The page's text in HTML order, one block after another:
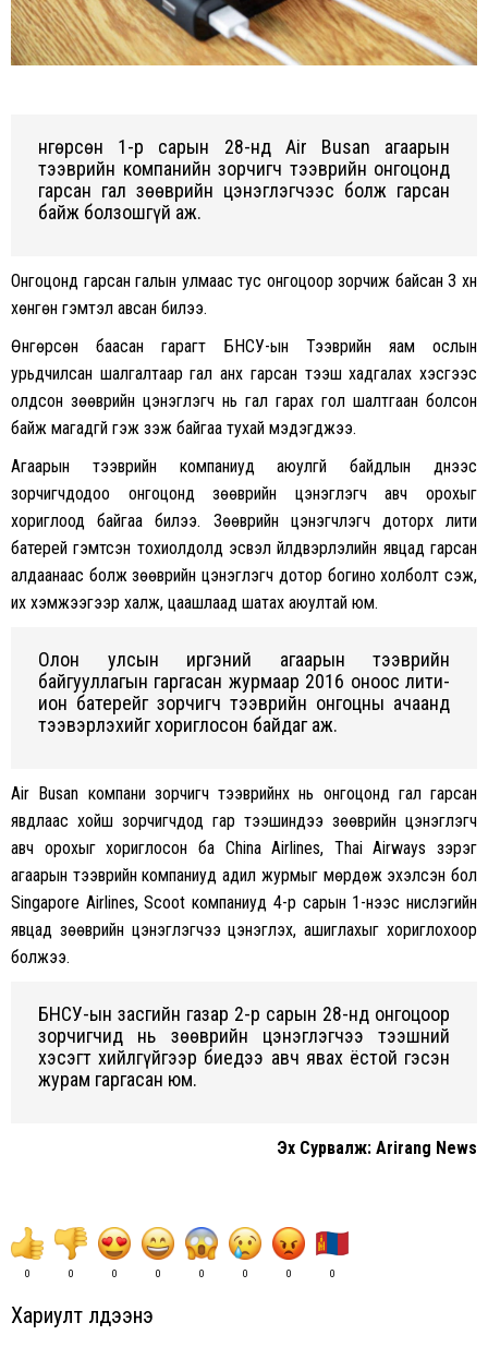
Өнгөрсөн 1-р сарын 28-нд Air Busan агаарын
тээврийн компанийн зорчигч тээврийн онгоцонд
гарсан гал зөөврийн цэнэглэгчээс болж гарсан
байж болзошгүй аж.
Онгоцонд гарсан галын улмаас тус онгоцоор зорчиж байсан 3 хүн
хөнгөн гэмтэл авсан билээ.
Өнгөрсөн баасан гарагт БНСУ-ын Тээврийн яам ослын
урьдчилсан шалгалтаар гал анх гарсан тээш хадгалах хэсгээс
олдсон зөөврийн цэнэглэгч нь гал гарах гол шалтгаан болсон
байж магадгүй гэж үзэж байгаа тухай мэдэгджээ.
Агаарын тээврийн компаниуд аюулгүй байдлын үүднээс
зорчигчдодоо онгоцонд зөөврийн цэнэглэгч авч орохыг
хориглоод байгаа билээ. Зөөврийн цэнэгчлэгч доторх лити
батерей гэмтсэн тохиолдолд эсвэл үйлдвэрлэлийн явцад гарсан
алдаанаас болж зөөврийн цэнэглэгч дотор богино холболт үүсэж,
их хэмжээгээр халж, цаашлаад шатах аюултай юм.
Олон улсын иргэний агаарын тээврийн
байгууллагын гаргасан журмаар 2016 оноос лити-
ион батерейг зорчигч тээврийн онгоцны ачаанд
тээвэрлэхийг хориглосон байдаг аж.
Air Busan компани зорчигч тээврийнх нь онгоцонд гал гарсан
явдлаас хойш зорчигчдод гар тээшиндээ зөөврийн цэнэглэгч
авч орохыг хориглосон ба China Airlines, Thai Airways зэрэг
агаарын тээврийн компаниуд адил журмыг мөрдөж эхэлсэн бол
Singapore Airlines, Scoot компаниуд 4-р сарын 1-нээс нислэгийн
явцад зөөврийн цэнэглэгчээ цэнэглэх, ашиглахыг хориглохоор
болжээ.
БНСУ-ын засгийн газар 2-р сарын 28-нд онгоцоор
зорчигчид нь зөөврийн цэнэглэгчээ тээшний
хэсэгт хийлгүйгээр биедээ авч явах ёстой гэсэн
журам гаргасан юм.
Эx Сурвалж: Arirang News
0 0 0 0 0 0 0 0
Хариулт үлдээнэ үү